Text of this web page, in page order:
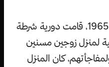
في الـ23 من شهر يونيو سنة 1965، قامت دورية شرطة
لمنزل زوجين مسنين
كان المنزل